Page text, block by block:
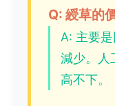
Q: 綬草的
A: 主要
減少。人
高不下。